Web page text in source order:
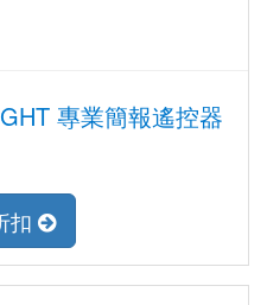
專業簡報遙控器
扣